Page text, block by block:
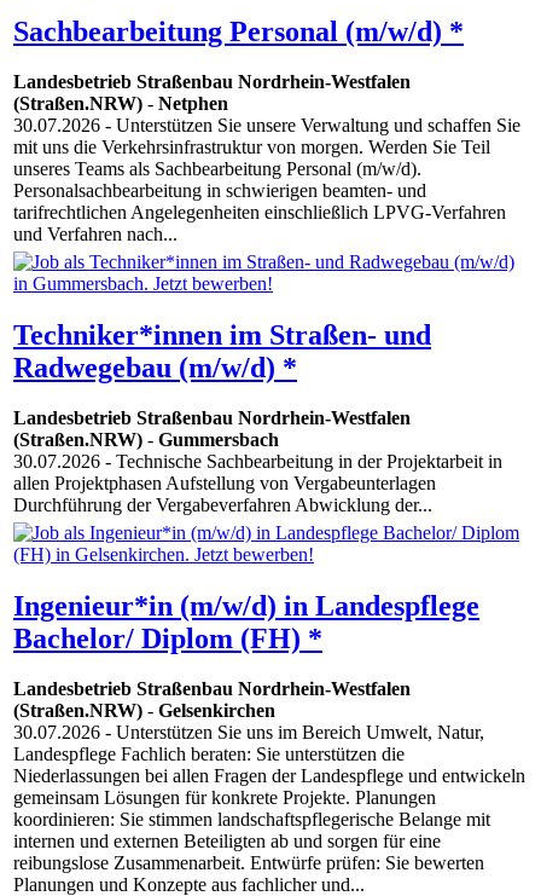
Sachbearbeitung Personal (m/w/d) *
Landesbetrieb Straßenbau Nordrhein-Westfalen
(Straßen.NRW) - Netphen
30.07.2026 - Unterstützen Sie unsere Verwaltung und schaffen Sie
mit uns die Verkehrsinfrastruktur von morgen. Werden Sie Teil
unseres Teams als Sachbearbeitung Personal (m/w/d).
Personalsachbearbeitung in schwierigen beamten- und
tarifrechtlichen Angelegenheiten einschließlich LPVG-Verfahren
und Verfahren nach...
Techniker*innen im Straßen- und
Radwegebau (m/w/d) *
Landesbetrieb Straßenbau Nordrhein-Westfalen
(Straßen.NRW) - Gummersbach
30.07.2026 - Technische Sachbearbeitung in der Projektarbeit in
allen Projektphasen Aufstellung von Vergabeunterlagen
Durchführung der Vergabeverfahren Abwicklung der...
Ingenieur*in (m/w/d) in Landespflege
Bachelor/ Diplom (FH) *
Landesbetrieb Straßenbau Nordrhein-Westfalen
(Straßen.NRW) - Gelsenkirchen
30.07.2026 - Unterstützen Sie uns im Bereich Umwelt, Natur,
Landespflege Fachlich beraten: Sie unterstützen die
Niederlassungen bei allen Fragen der Landespflege und entwickeln
gemeinsam Lösungen für konkrete Projekte. Planungen
koordinieren: Sie stimmen landschaftspflegerische Belange mit
internen und externen Beteiligten ab und sorgen für eine
reibungslose Zusammenarbeit. Entwürfe prüfen: Sie bewerten
Planungen und Konzepte aus fachlicher und...